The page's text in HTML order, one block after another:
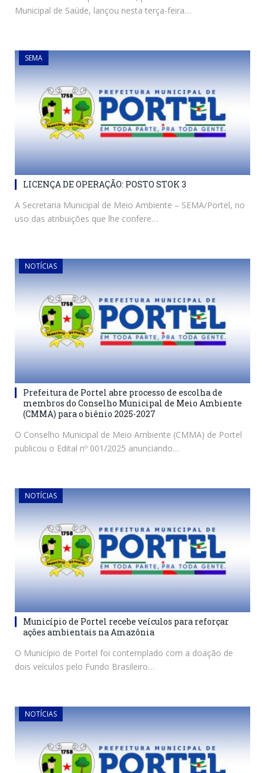
Municipal de Saúde, lançou nesta terça-feira…
SEMA
LICENÇA DE OPERAÇÃO: POSTO STOK 3
A Secretaria Municipal de Meio Ambiente – SEMA/Portel, no
uso das atribuições que lhe confere…
NOTÍCIAS
Prefeitura de Portel abre processo de escolha de
membros do Conselho Municipal de Meio Ambiente
(CMMA) para o biênio 2025-2027
O Conselho Municipal de Meio Ambiente (CMMA) de Portel
publicou o Edital nº 001/2025 anunciando…
NOTÍCIAS
Município de Portel recebe veículos para reforçar
ações ambientais na Amazônia
O Município de Portel foi contemplado com a doação de
dois veículos pelo Fundo Brasileiro…
NOTÍCIAS